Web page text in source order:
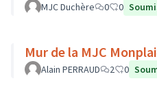
MJC Duchère 0 0
Mur de la MJC
Alain PERRAUD 2 0